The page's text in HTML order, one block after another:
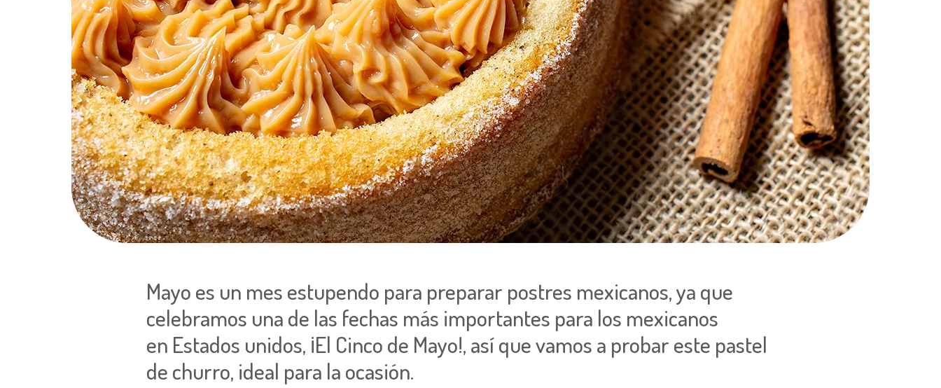
Mayo es un mes estupendo para preparar postres mexicanos, ya que
celebramos una de las fechas más importantes para los mexicanos
en Estados unidos, ¡El Cinco de Mayo!, así que vamos a probar este pastel
de churro, ideal para la ocasión.